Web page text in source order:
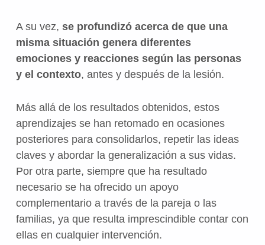
A su vez, se profundizó acerca de que una
misma situación genera diferentes
emociones y reacciones según las personas
y el contexto, antes y después de la lesión.
Más allá de los resultados obtenidos, estos
aprendizajes se han retomado en ocasiones
posteriores para consolidarlos, repetir las ideas
claves y abordar la generalización a sus vidas.
Por otra parte, siempre que ha resultado
necesario se ha ofrecido un apoyo
complementario a través de la pareja o las
familias, ya que resulta imprescindible contar con
ellas en cualquier intervención.